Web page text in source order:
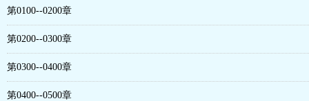
第0100--0200章
第0200--0300章
第0300--0400章
第0400--0500章